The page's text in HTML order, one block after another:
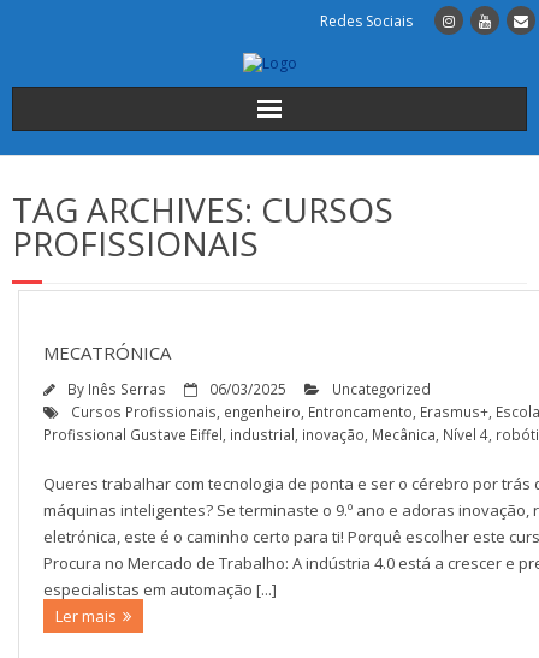
Redes Sociais
Início
Institucional
Cursos
Alunos
Contactos
TAG ARCHIVES: CURSOS
PROFISSIONAIS
MECATRÓNICA
By Inês Serras 06/03/2025
Uncategorized
Cursos Profissionais engenheiro Entroncamento Erasmus+ Escola
Profissional Gustave Eiffel industrial inovação Mecânica Nível 4
Queres trabalhar com tecnologia de ponta e ser o cérebro por trás
máquinas inteligentes? Se terminaste o 9.º ano e adoras inovação,
eletrónica, este é o caminho certo para ti! Porquê escolher este
Procura no Mercado de Trabalho: A indústria 4.0 está a crescer e
especialistas em automação [...]
Ler mais